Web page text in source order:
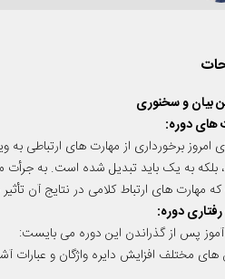
بیان و سخنوری
های دوره:
امروز برخورداری از مهارت های ارتباطی
به یک باید تبدیل شده است. به
مهارت های ارتباط کلامی در نتایج آن
دوره:
پس از گذراندن این دوره می بایست:
مختلف افزایش دایره واژگان و عبارات